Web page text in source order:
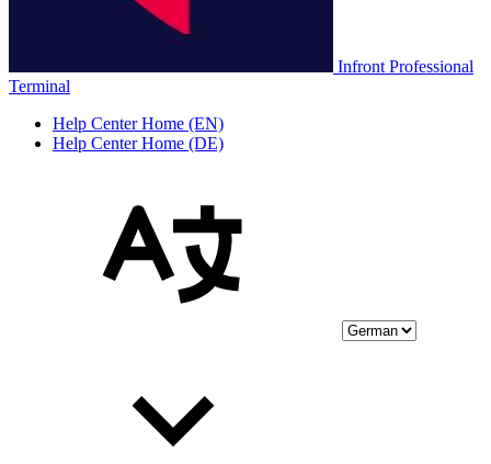
Infront Professional
Terminal
Help Center Home (EN)
Help Center Home (DE)